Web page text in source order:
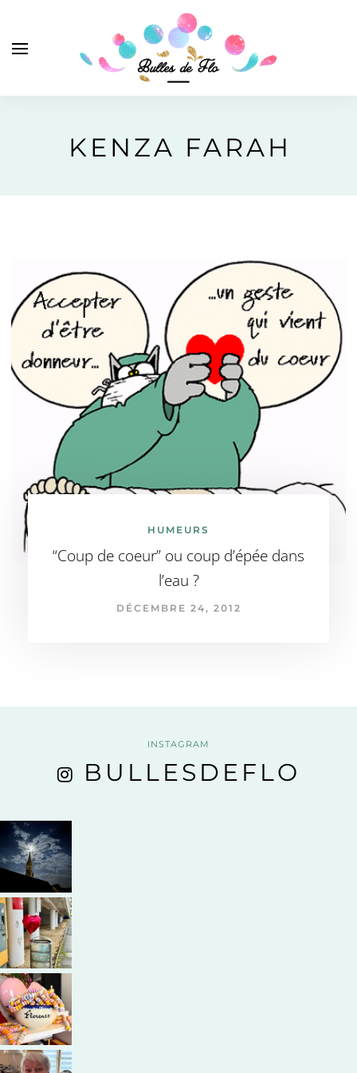
KENZA FARAH
HUMEURS
“Coup de coeur” ou coup d’épée dans
l’eau ?
DÉCEMBRE 24, 2012
INSTAGRAM
BULLESDEFLO